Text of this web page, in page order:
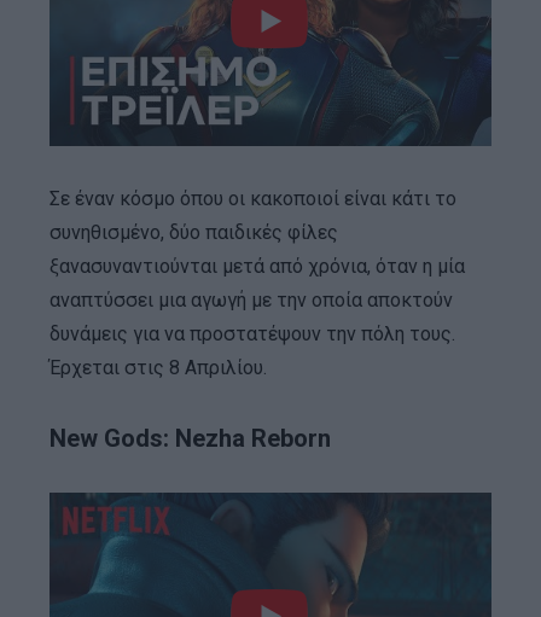
Σε έναν κόσμο όπου οι κακοποιοί είναι κάτι το
συνηθισμένο, δύο παιδικές φίλες
ξανασυναντιούνται μετά από χρόνια, όταν η μία
αναπτύσσει μια αγωγή με την οποία αποκτούν
δυνάμεις για να προστατέψουν την πόλη τους.
Έρχεται στις 8 Απριλίου.
New Gods: Nezha Reborn